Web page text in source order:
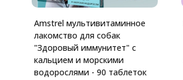
Amstrel мультивитаминное
лакомство для собак
"Здоровый иммунитет" с
кальцием и морскими
водорослями - 90 таблеток